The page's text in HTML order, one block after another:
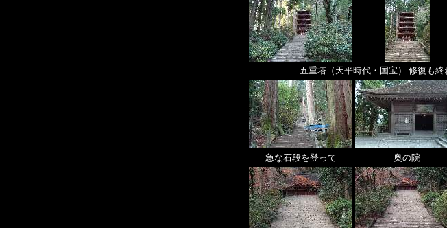
五重塔（天平時代・国宝） 修復も
急な石段を登って 奥の院